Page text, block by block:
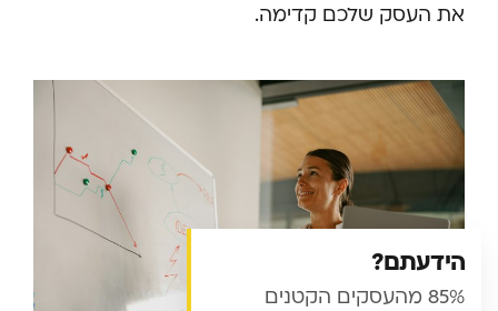
הידעתם?
85% מהעסקים הקטנים
את העסק שלכם קדימה.